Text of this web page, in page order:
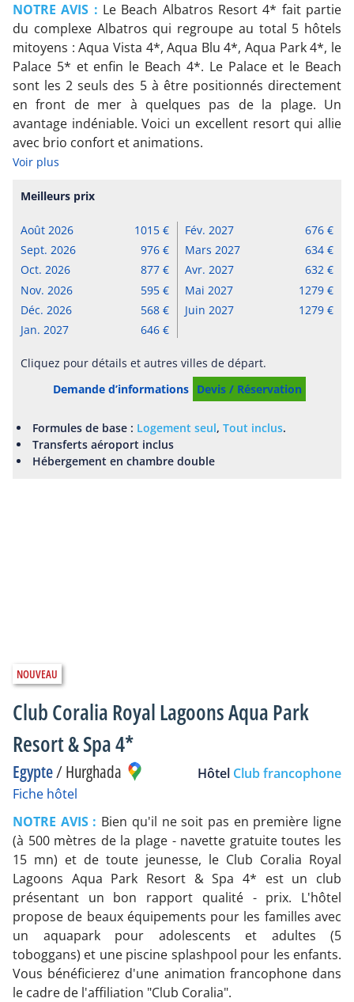
NOTRE AVIS : Le Beach Albatros Resort 4* fait partie
du complexe Albatros qui regroupe au total 5 hôtels
mitoyens : Aqua Vista 4*, Aqua Blu 4*, Aqua Park 4*, le
Palace 5* et enfin le Beach 4*. Le Palace et le Beach
sont les 2 seuls des 5 à être positionnés directement
en front de mer à quelques pas de la plage. Un
avantage indéniable. Voici un excellent resort qui allie
avec brio confort et animations.
Voir plus
Demande d’informations Devis / Réservation
Meilleurs prix
Août 2026
1015
Sept. 2026
976
Oct. 2026
877
Nov. 2026
595
Déc. 2026
568
Jan. 2027
646
Fév. 2027
676
Mars 2027
634
Avr. 2027
632
Mai 2027
1279
Juin 2027
1279
Cliquez pour détails et autres villes de départ.
Formules de base : Logement seul,Tout inclus.
Transferts aéroport inclus
Hébergement en chambre double
Club Coralia Royal Lagoons Aqua Park
Resort & Spa 4*
Egypte/Hurghada Hôtel Club francophone
Fiche hôtel
NOTRE AVIS : Bien qu'il ne soit pas en première ligne
(à 500 mètres de la plage - navette gratuite toutes les
15 mn) et de toute jeunesse, le Club Coralia Royal
Lagoons Aqua Park Resort & Spa 4* est un club
présentant un bon rapport qualité - prix. L'hôtel
propose de beaux équipements pour les familles avec
un aquapark pour adolescents et adultes (5
toboggans) et une piscine splashpool pour les enfants.
Vous bénéficierez d'une animation francophone dans
le cadre de l'affiliation "Club Coralia".